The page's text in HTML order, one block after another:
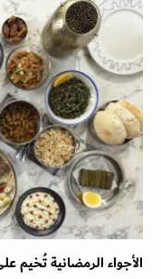
الأجواء الرمضانية